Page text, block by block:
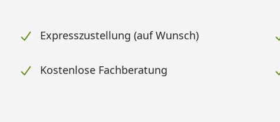
Expresszustellung (auf Wunsch)
Kostenlose Fachberatung